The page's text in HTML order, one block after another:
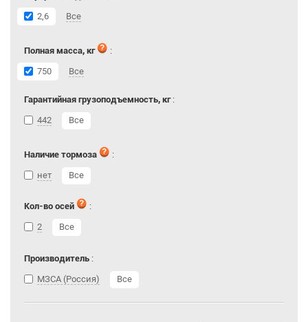
2,6
Все
Полная масса, кг
:
750
Все
Гарантийная грузоподъемность, кг:
442
Все
Наличие тормоза
:
нет
Все
Кол-во осей
:
2
Все
Производитель :
МЗСА (Россия)
Все